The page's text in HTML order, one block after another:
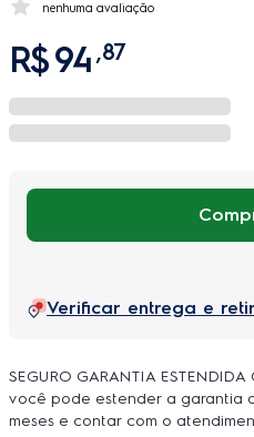
nenhuma avaliação
R$94 ,87
Verificar entrega e
SEGURO GARANTIA
você pode estender a garantia
meses e contar com o